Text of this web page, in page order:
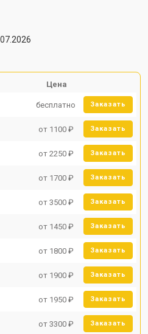
Цена
бесплатно Заказать
от 1100 ₽ Заказать
от 2250 ₽ Заказать
от 1700 ₽ Заказать
от 3500 ₽ Заказать
от 1450 ₽ Заказать
от 1800 ₽ Заказать
от 1900 ₽ Заказать
от 1950 ₽ Заказать
от 3300 ₽ Заказать